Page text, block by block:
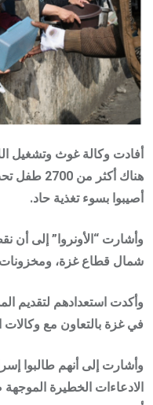
أفادت وكالة غوث وتشغيل
هناك
أصيبوا بسوء تغذية حاد.
وأشارت “الأونروا” إلى أن
شمال قطاع غزة،
وأكدت استعدادهم لتقديم
في غزة بالتعاون مع وكالات
وأشارت إلى أنهم طالبوا